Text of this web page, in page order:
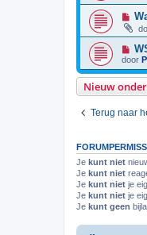
door
Nieuw
Terug naar
Je kunt niet
Je kunt niet
Je kunt niet je
Je kunt niet je
Je kunt geen